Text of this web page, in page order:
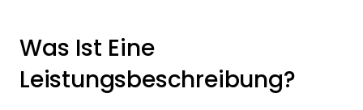
Was Ist Eine
Leistungsbeschreibung?